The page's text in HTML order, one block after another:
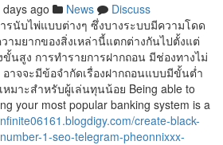
ago News
Discuss
รนับไพ่แบบต่างๆ ซึ่งบางระบบมีความโดด
ามยากของสิ่งเหล่านี้แตกต่างกันไปตั้งแต่
นสูง การทำรายการฝากถอน มีช่องทางไม่
าจจะมีข้อจำกัดเรื่องฝากถอนแบบมีขั้นต่ำ
มาะสำหรับผู้เล่นทุนน้อย Being able to
your most popular banking system is a
create-black-
1-seo-telegram-pheonnixxx-